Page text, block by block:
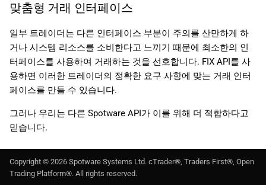
맞춤형 거래 인터페이스
일부 트레이더는 다른 인터페이스 부분이 주의를 산만하게 하
거나 시스템 리소스를 소비한다고 느끼기 때문에 최소한의 인
터페이스를 사용하여 거래하는 것을 선호합니다. FIX API를 사
용하면 이러한 트레이더의 정확한 요구 사항에 맞는 거래 인터
페이스를 만들 수 있습니다.
그러나 우리는 다른 Spotware API가 이를 위해 더 적합하다고
믿습니다.
Copyright © 2026 Spotware Systems Ltd. cTrader®, Traders First®, Open
Trading Platform®. All rights reserved.